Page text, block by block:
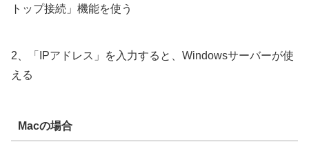
トップ接続」機能を使う
2、「IPアドレス」を入力すると、Windowsサーバーが使
える
Macの場合